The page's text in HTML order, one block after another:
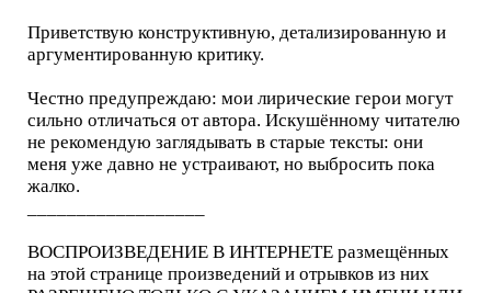
Приветствую конструктивную, детализированную и
аргументированную критику.
Честно предупреждаю: мои лирические герои могут
сильно отличаться от автора. Искушённому читателю
не рекомендую заглядывать в старые тексты: они
меня уже давно не устраивают, но выбросить пока
жалко.
ВОСПРОИЗВЕДЕНИЕ В ИНТЕРНЕТЕ размещённых
на этой странице произведений и отрывков из них